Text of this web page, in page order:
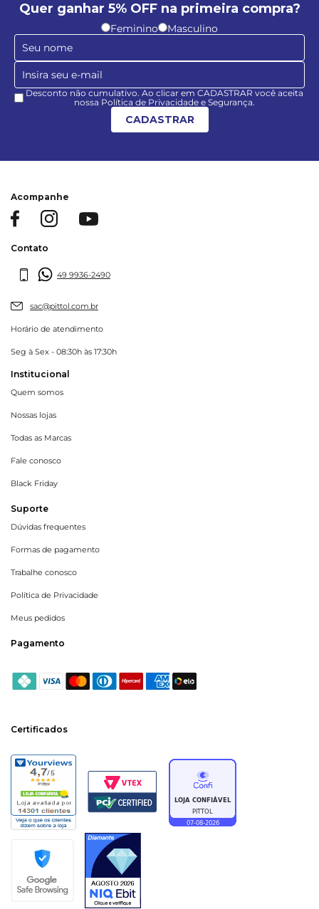
Quer ganhar 5% OFF na primeira compra?
Feminino Masculino
Desconto não cumulativo. Ao clicar em CADASTRAR você aceita
nossa Política de Privacidade e Segurança.
CADASTRAR
Acompanhe
Contato
49 9936-2490
sac@pittol.com.br
Horário de atendimento
Seg à Sex - 08:30h às 17:30h
Institucional
Quem somos
Nossas lojas
Todas as Marcas
Fale conosco
Black Friday
Suporte
Dúvidas frequentes
Formas de pagamento
Trabalhe conosco
Política de Privacidade
Meus pedidos
Pagamento
Certificados